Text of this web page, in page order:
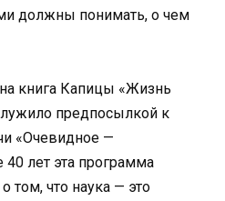
должны понимать, о чем
книга Капицы «Жизнь
предпосылкой к
«Очевидное —
40 лет эта программа
том, что наука — это